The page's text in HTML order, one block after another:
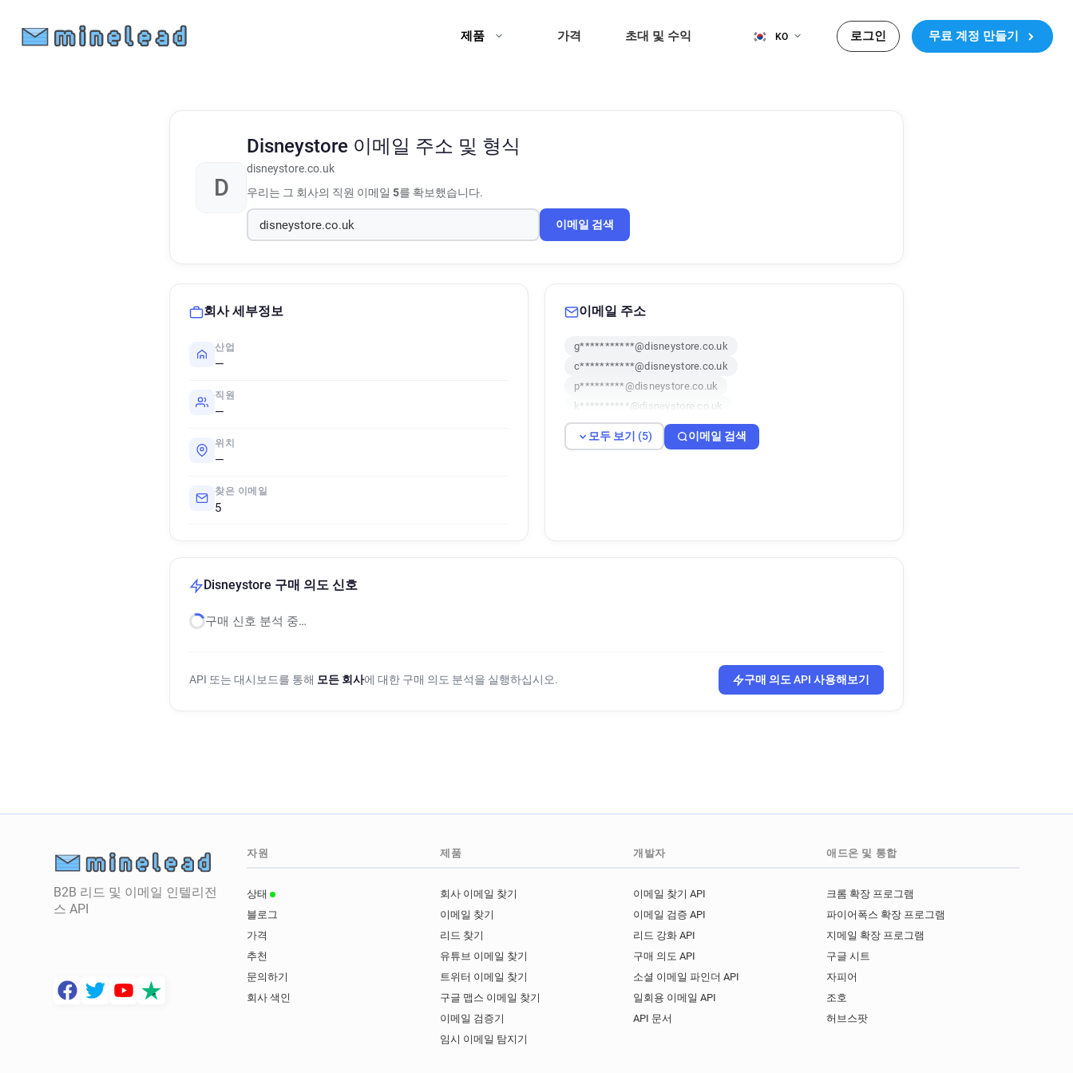
제품 가격 초대 및 수익 KO 로그인 무료 계정 만들기
D
Disneystore 이메일 주소 및 형식
disneystore.co.uk
우리는 그 회사의 직원 이메일 5를 확보했습니다.
이메일 검색
회사 세부정보
산업
—
직원
—
위치
—
찾은 이메일
5
이메일 주소
g***********@disneystore.co.uk
c***********@disneystore.co.uk
p*********@disneystore.co.uk
k**********@disneystore.co.uk
c*********@disneystore.co.uk
모두 보기 (5) 이메일 검색
Disneystore 구매 의도 신호
구매 신호 분석 중…
API 또는 대시보드를 통해 모든 회사에 대한 구매 의도 분석을 실행하십시오. 구매 의도 API 사용해보기
B2B 리드 및 이메일 인텔리전
스 API
자원
상태
블로그
가격
추천
문의하기
회사 색인
제품
회사 이메일 찾기
이메일 찾기
리드 찾기
유튜브 이메일 찾기
트위터 이메일 찾기
구글 맵스 이메일 찾기
이메일 검증기
임시 이메일 탐지기
개발자
이메일 찾기 API
이메일 검증 API
리드 강화 API
구매 의도 API
소셜 이메일 파인더 API
일회용 이메일 API
API 문서
애드온 및 통합
크롬 확장 프로그램
파이어폭스 확장 프로그램
지메일 확장 프로그램
구글 시트
자피어
조호
허브스팟